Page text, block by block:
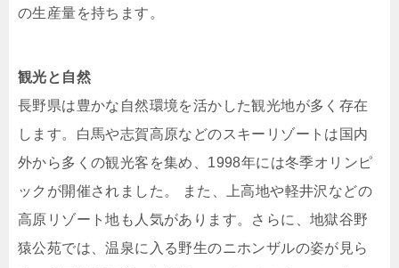
の生産量を持ちます。 ​
観光と自然
長野県は豊かな自然環境を活かした観光地が多く存在
します。​白馬や志賀高原などのスキーリゾートは国内
外から多くの観光客を集め、1998年には冬季オリンピ
ックが開催されました。 ​また、上高地や軽井沢などの
高原リゾート地も人気があります。​さらに、地獄谷野
猿公苑では、温泉に入る野生のニホンザルの姿が見ら